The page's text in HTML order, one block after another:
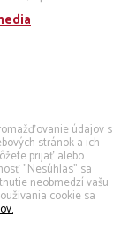
údajov s
stránok a ich
prijať alebo
"Nesúhlas" sa
neobmedzí vašu
cookie sa